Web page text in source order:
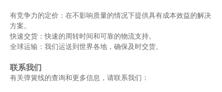
有竞争力的定价：在不影响质量的情况下提供具有成本效益的解决
方案。
快速交货：快速的周转时间和可靠的物流支持。
全球运输：我们运送到世界各地，确保及时交货。
联系我们
有关弹簧线的查询和更多信息，请联系我们：